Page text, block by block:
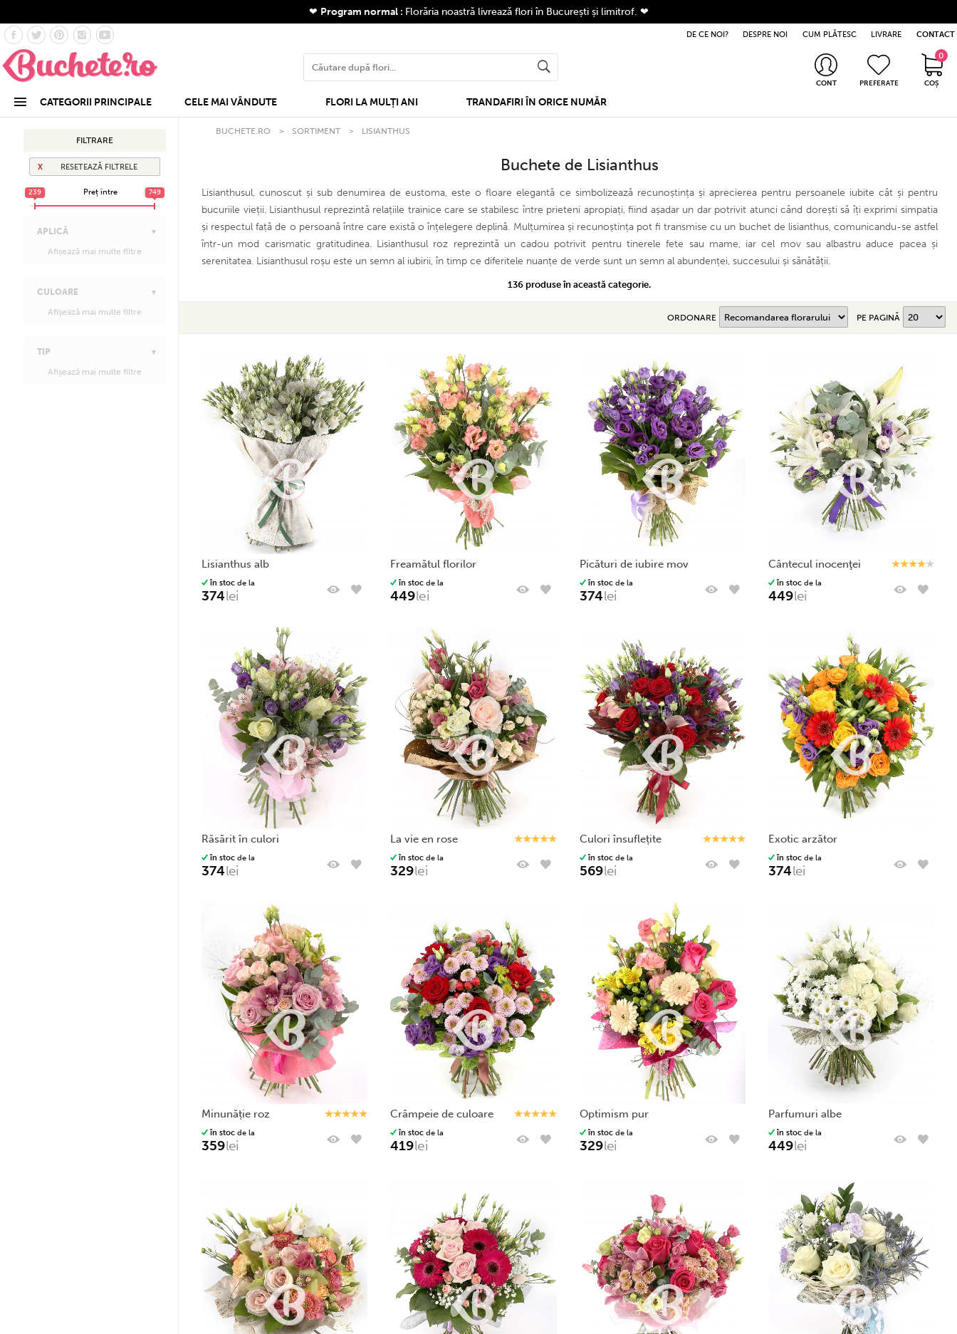
DE CE NOI? DESPRE NOI CUM PLĂTESC LIVRARE CONTACT
CONT
Nu ai cont? Apasă aici
PREFERATE
0
COȘ
0 produse
CATEGORII PRINCIPALE CELE MAI VÂNDUTE FLORI LA MULȚI ANI TRANDAFIRI ÎN ORICE NUMĂR
❤ Program normal : Florăria noastră livrează flori în București și limitrof. ❤
FILTRARE
RESETEAZĂ FILTRELE
Preț între
239 749
239 749
APLICĂ
Afișează mai multe filtre
CULOARE
Afișează mai multe filtre
TIP
Afișează mai multe filtre
BUCHETE.RO > SORTIMENT > LISIANTHUS
Buchete de Lisianthus
Lisianthusul, cunoscut și sub denumirea de eustoma, este o floare elegantă ce simbolizează recunoștința și aprecierea pentru persoanele iubite cât și pentru
bucuriile vieții. Lisianthusul reprezintă relațiile trainice care se stabilesc între prieteni apropiați, fiind așadar un dar potrivit atunci când dorești să îți exprimi simpatia
și respectul față de o persoană între care există o înțelegere deplină. Mulțumirea și recunoștința pot fi transmise cu un buchet de lisianthus, comunicandu-se astfel
într-un mod carismatic gratitudinea. Lisianthusul roz reprezintă un cadou potrivit pentru tinerele fete sau mame, iar cel mov sau albastru aduce pacea și
serenitatea. Lisianthusul roșu este un semn al iubirii, în timp ce diferitele nuanțe de verde sunt un semn al abundenței, succesului și sănătății.
136 produse în această categorie.
PE PAGINĂ
ORDONARE
lisianthus alb
în stoc de la
374lei
freamătul florilor
în stoc de la
449lei
picături de iubire mov
în stocde la
374lei
cântecul inocenţei
în stocde la
449lei
răsărit în culori
în stoc de la
374lei
la vie en rose
în stoc de la
329lei
culori însuflețite
în stocde la
569lei
exotic arzător
în stocde la
374lei
minunăție roz
în stoc de la
359lei
crâmpeie de culoare
în stoc de la
419lei
optimism pur
în stocde la
329lei
parfumuri albe
în stocde la
449lei